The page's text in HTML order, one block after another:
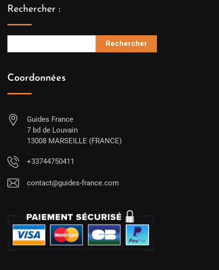
Rechercher :
Rechercher
Coordonnées
Guides France
7 bd de Louvain
13008 MARSEILLE (FRANCE)
+33744750411
contact@guides-france.com